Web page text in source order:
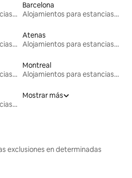
Alojamientos para estancias largas
Barcelona
Alojamientos para estancias largas
Alojamientos para estancias largas
Atenas
Alojamientos para estancias largas
Alojamientos para estancias largas
Montreal
Alojamientos para estancias largas
Alojamientos para estancias largas
Mostrar más
exclusiones en determinadas